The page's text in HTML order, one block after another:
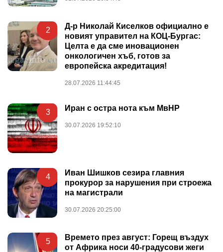
2
Д-р Николай Киселков официално е
новият управител на КОЦ-Бургас:
Целта е да сме иновационен
онкологичен хъб, готов за
европейска акредитация!
28.07.2026 11:44:45
3 Иран с остра нота към МвНР
30.07.2026 19:52:10
4
Иван Шишков сезира главния
прокурор за нарушения при строежа
на магистрали
30.07.2026 20:25:00
5
Времето през август: Горещ въздух
от Африка носи 40-градусови жеги